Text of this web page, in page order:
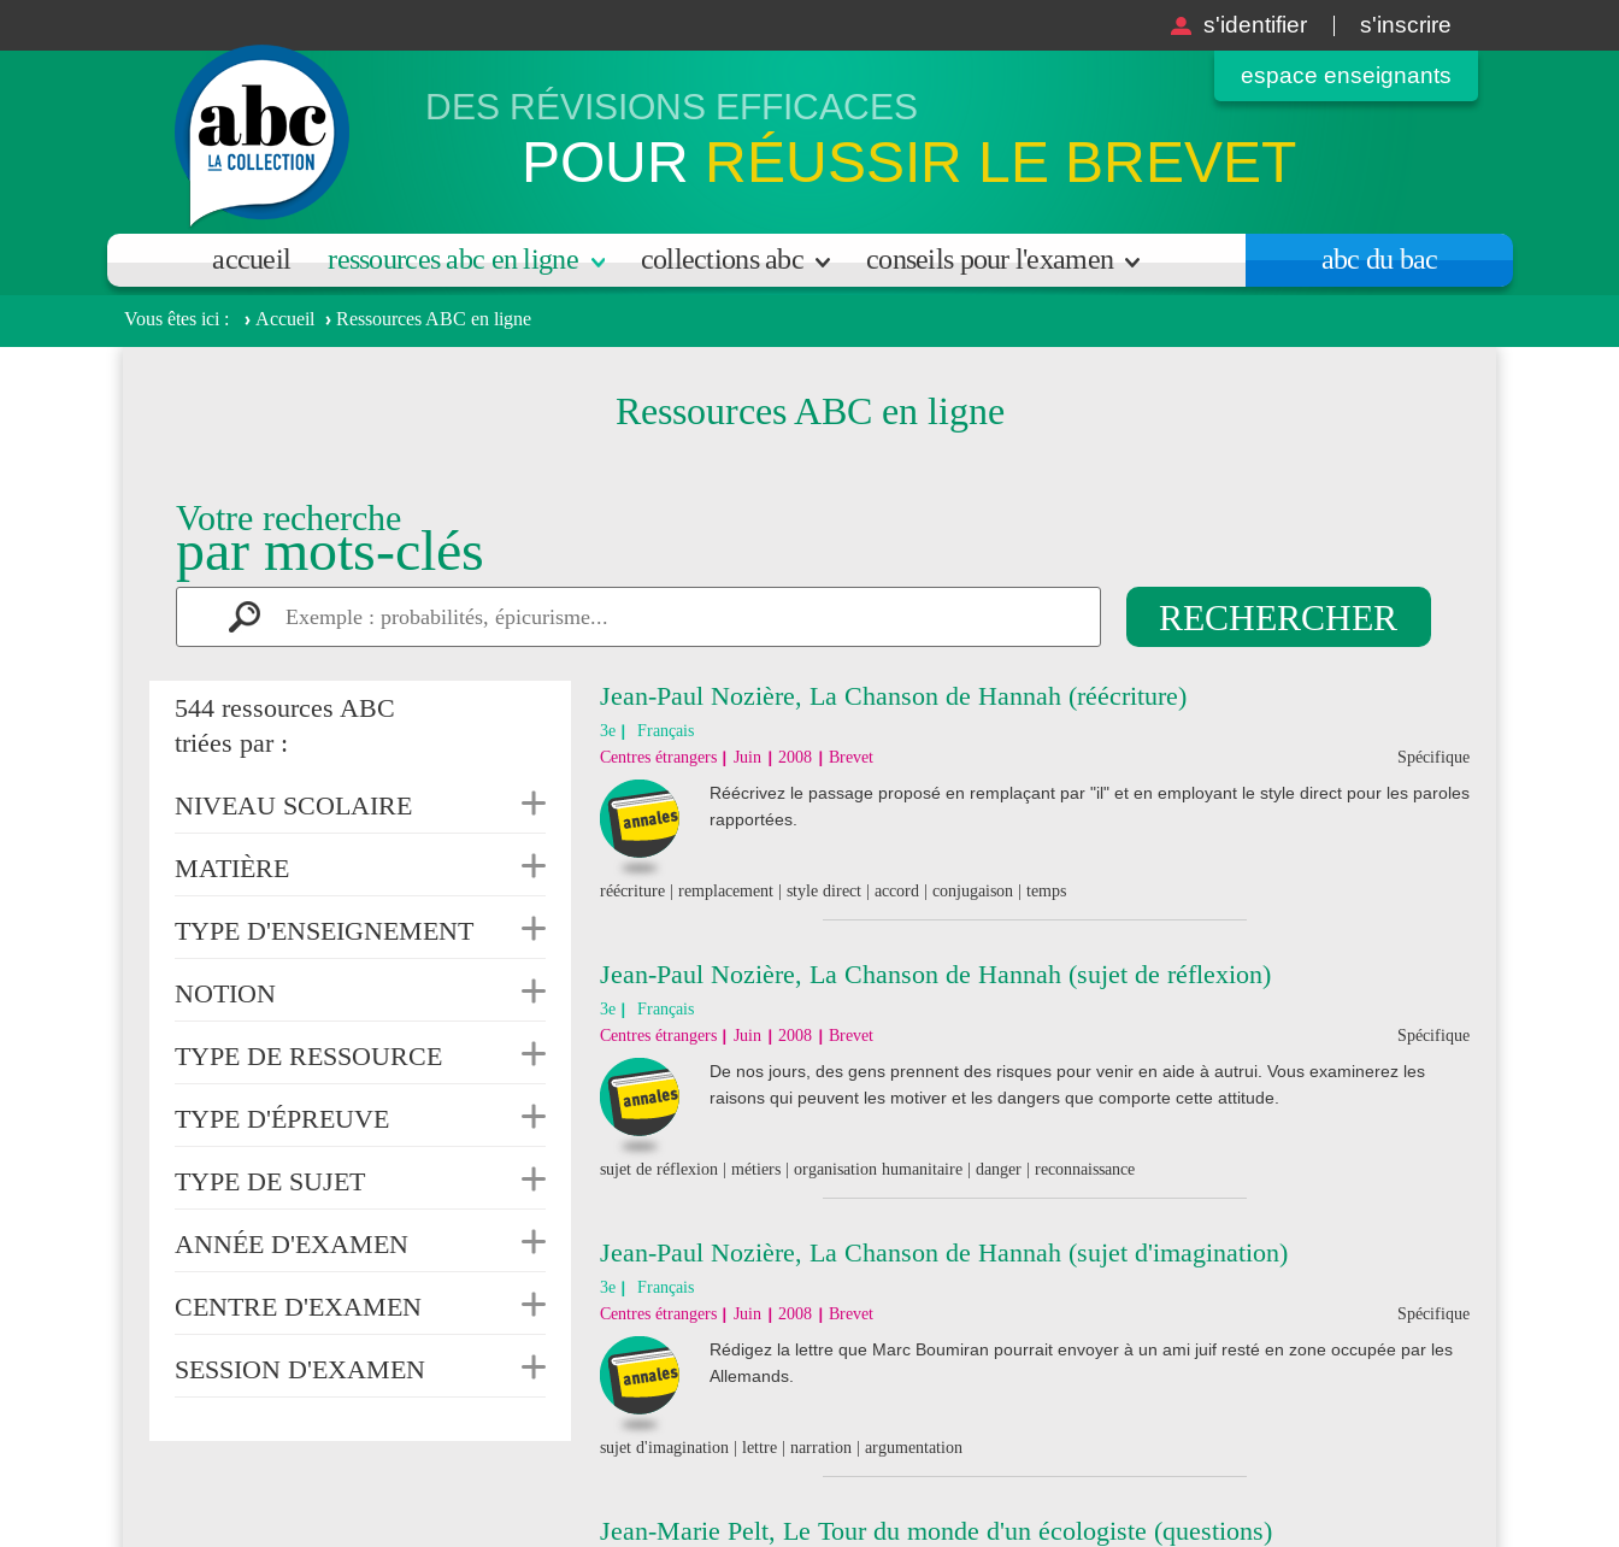
s'identifier
s'inscrire
espace enseignants
DES RÉVISIONS EFFICACES
POUR RÉUSSIR LE BREVET
accueil ressources abc en ligne collections abc conseils pour l'examen abc du bac
Vous êtes ici Accueil Ressources ABC en ligne
Ressources ABC en ligne
Votre recherche
par mots-clés
544 ressources ABC
triées par :
NIVEAU SCOLAIRE
MATIÈRE
TYPE D'ENSEIGNEMENT
NOTION
TYPE DE RESSOURCE
TYPE D'ÉPREUVE
TYPE DE SUJET
ANNÉE D'EXAMEN
CENTRE D'EXAMEN
SESSION D'EXAMEN
Jean-Paul Nozière, La Chanson de Hannah (réécriture)
3e
Français
Spécifique
Centres étrangers Juin 2008 Brevet
Réécrivez le passage proposé en remplaçant par "il" et en employant le style direct pour les paroles
rapportées.
réécriture | remplacement | style direct | accord | conjugaison | temps
Jean-Paul Nozière, La Chanson de Hannah (sujet de réflexion)
3e
Français
Spécifique
Centres étrangers Juin 2008 Brevet
De nos jours, des gens prennent des risques pour venir en aide à autrui. Vous examinerez les
raisons qui peuvent les motiver et les dangers que comporte cette attitude.
sujet de réflexion | métiers | organisation humanitaire | danger | reconnaissance
Jean-Paul Nozière, La Chanson de Hannah (sujet d'imagination)
3e
Français
Spécifique
Centres étrangers Juin 2008 Brevet
Rédigez la lettre que Marc Boumiran pourrait envoyer à un ami juif resté en zone occupée par les
Allemands.
sujet d'imagination | lettre | narration | argumentation
Jean-Marie Pelt, Le Tour du monde d'un écologiste (questions)